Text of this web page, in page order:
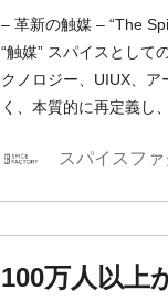
– 革新の触媒 – “The
“触媒” スパイスとして
クノロジー、UIUX、
く、本質的に再定義し
スパイスフ
100万人以上